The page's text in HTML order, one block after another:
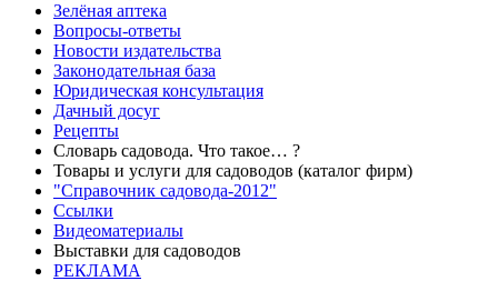
Зелёная аптека
Вопросы-ответы
Новости издательства
Законодательная база
Юридическая консультация
Дачный досуг
Рецепты
Словарь садовода. Что такое… ?
Товары и услуги для садоводов (каталог фирм)
"Справочник садовода-2012"
Ссылки
Видеоматериалы
Выставки для садоводов
РЕКЛАМА